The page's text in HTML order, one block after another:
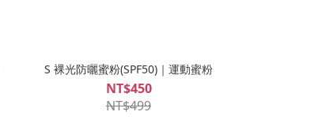
S 裸光防曬蜜粉(SPF50)｜運動蜜粉
NT$450
NT$499